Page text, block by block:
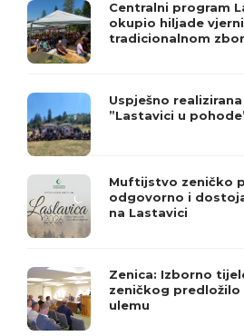
Centralni program
okupio hiljade
tradicionalnom
Uspješno
”Lastavici u
Muftijstvo zeničko
odgovorno i
na Lastavici
Zenica: Izborno
zeničkog
ulemu